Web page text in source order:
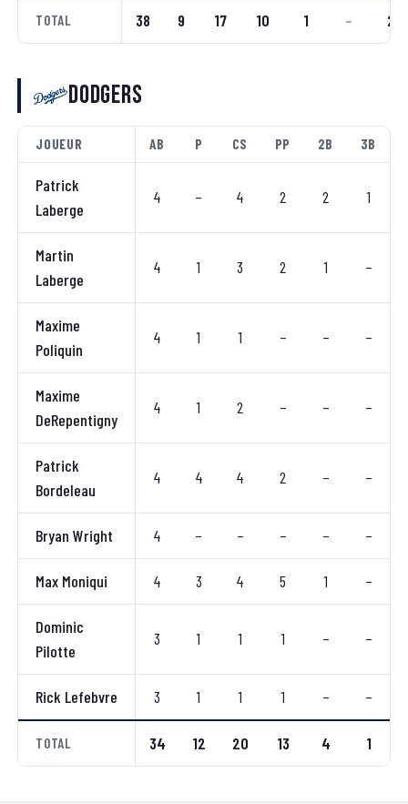
TOTAL 38 9 17 10 1 – 2
Dodgers
JOUEUR AB P CS PP 2B 3B
Patrick
Laberge
4 – 4 2 2 1
Martin
Laberge
4 1 3 2 1 –
Maxime
Poliquin
4 1 1 – – –
Maxime
DeRepentigny
4 1 2 – – –
Patrick
Bordeleau
4 4 4 2 – –
Bryan Wright 4 – – – – –
Max Moniqui 4 3 4 5 1 –
Dominic
Pilotte
3 1 1 1 – –
Rick Lefebvre 3 1 1 1 – –
TOTAL 34 12 20 13 4 1